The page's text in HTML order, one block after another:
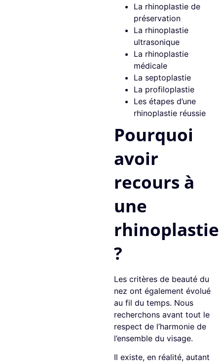
La rhinoplastie de
préservation
La rhinoplastie
ultrasonique
La rhinoplastie
médicale
La septoplastie
La profiloplastie
Les étapes d’une
rhinoplastie réussie
Pourquoi
avoir
recours à
une
rhinoplastie
?
Les critères de beauté du
nez ont également évolué
au fil du temps. Nous
recherchons avant tout le
respect de l’harmonie de
l’ensemble du visage.
Il existe, en réalité, autant